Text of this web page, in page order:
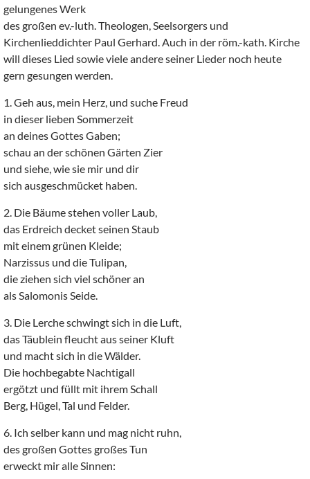
gelungenes Werk
des großen ev.-luth. Theologen, Seelsorgers und
Kirchenlieddichter Paul Gerhard. Auch in der röm.-kath. Kirche
will dieses Lied sowie viele andere seiner Lieder noch heute
gern gesungen werden.
1. Geh aus, mein Herz, und suche Freud
in dieser lieben Sommerzeit
an deines Gottes Gaben;
schau an der schönen Gärten Zier
und siehe, wie sie mir und dir
sich ausgeschmücket haben.
2. Die Bäume stehen voller Laub,
das Erdreich decket seinen Staub
mit einem grünen Kleide;
Narzissus und die Tulipan,
die ziehen sich viel schöner an
als Salomonis Seide.
3. Die Lerche schwingt sich in die Luft,
das Täublein fleucht aus seiner Kluft
und macht sich in die Wälder.
Die hochbegabte Nachtigall
ergötzt und füllt mit ihrem Schall
Berg, Hügel, Tal und Felder.
6. Ich selber kann und mag nicht ruhn,
des großen Gottes großes Tun
erweckt mir alle Sinnen: